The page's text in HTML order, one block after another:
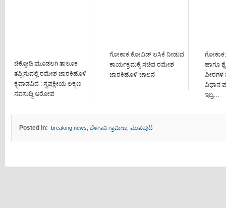
ಚಿಕ್ಕೋಡಿ:ಮೂಡಲಗಿ ತಾಲೂಕ
ತಪ್ಪಿಸುವಲ್ಲಿ ರಮೇಶ ಜಾರಕಿಹೊಳಿ
ಕೈವಾಡವಿದೆ : ಸ್ವಪಕ್ಷೀಯ ಲಕ್ಕಣ
ಸವಸುದ್ದಿ ಆರೋಪ
ಗೋಕಾಕ:ಕೋವಿಡ್ ಲಸಿಕೆ ನೀಡುವ
ಕಾರ್ಯಕ್ರಮಕ್ಕೆ ಸಚಿವ ರಮೇಶ
ಜಾರಕಿಹೊಳಿ ಚಾಲನೆ
ಹಾಗೂ
ಪೀಠಗಳ
ವಿಧಾನ
ಇಬ್ರ…
Posted in: breaking news ಬೆಳಗಾವಿ ಗ್ರಾಮೀಣ, ಮುಖಪುಟ